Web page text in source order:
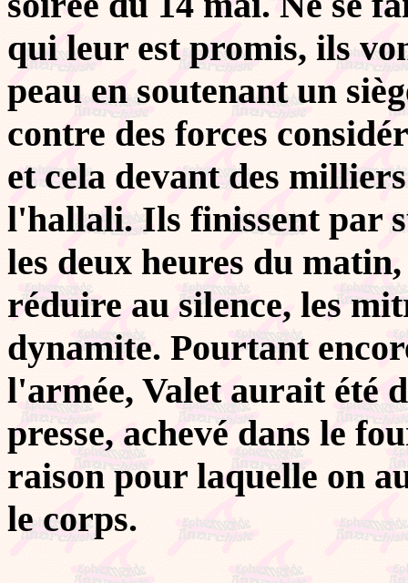
qui leur est promis, ils
peau en soutenant un
contre des forces
et cela devant des
l'hallali. Ils finissent par
les deux heures du
réduire au silence, les
dynamite. Pourtant
l'armée, Valet aurait été
presse, achevé dans le
raison pour laquelle on
le corps.